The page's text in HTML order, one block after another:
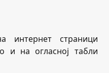
интернет страници
и на огласној табли